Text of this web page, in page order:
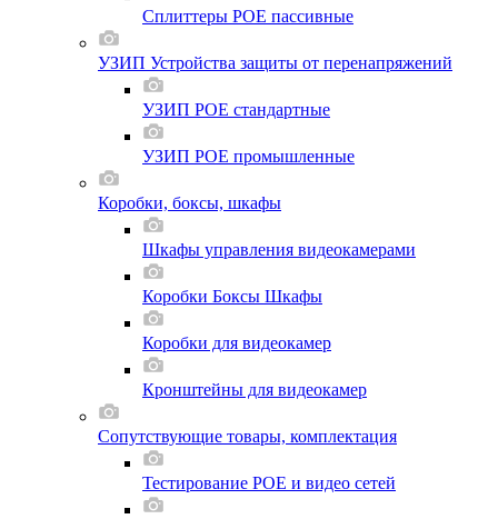
Сплиттеры POE пассивные
УЗИП Устройства защиты от перенапряжений
УЗИП POE стандартные
УЗИП POE промышленные
Коробки, боксы, шкафы
Шкафы управления видеокамерами
Коробки Боксы Шкафы
Коробки для видеокамер
Кронштейны для видеокамер
Сопутствующие товары, комплектация
Тестирование POE и видео сетей